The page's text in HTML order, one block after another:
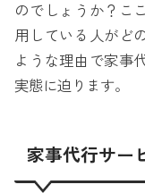
のでしょうか？こ
用している人がど
ような理由で家事
実態に迫ります。
家事代行サー